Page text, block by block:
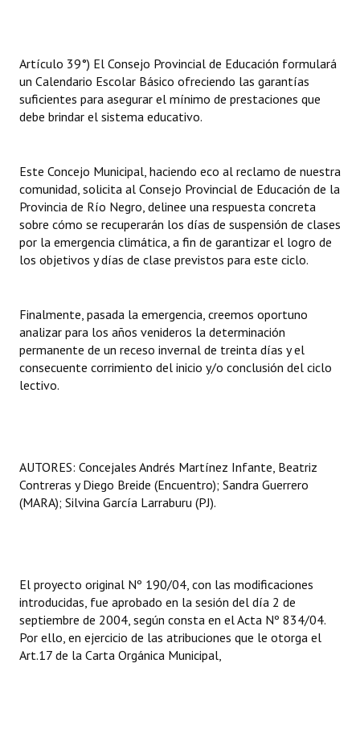
Artículo 39°) El Consejo Provincial de Educación formulará
un Calendario Escolar Básico ofreciendo las garantías
suficientes para asegurar el mínimo de prestaciones que
debe brindar el sistema educativo.
Este Concejo Municipal, haciendo eco al reclamo de nuestra
comunidad, solicita al Consejo Provincial de Educación de la
Provincia de Río Negro, delinee una respuesta concreta
sobre cómo se recuperarán los días de suspensión de clases
por la emergencia climática, a fin de garantizar el logro de
los objetivos y días de clase previstos para este ciclo.
Finalmente, pasada la emergencia, creemos oportuno
analizar para los años venideros la determinación
permanente de un receso invernal de treinta días y el
consecuente corrimiento del inicio y/o conclusión del ciclo
lectivo.
AUTORES: Concejales Andrés Martínez Infante, Beatriz
Contreras y Diego Breide (Encuentro); Sandra Guerrero
(MARA); Silvina García Larraburu (PJ).
El proyecto original Nº 190/04, con las modificaciones
introducidas, fue aprobado en la sesión del día 2 de
septiembre de 2004, según consta en el Acta Nº 834/04.
Por ello, en ejercicio de las atribuciones que le otorga el
Art.17 de la Carta Orgánica Municipal,